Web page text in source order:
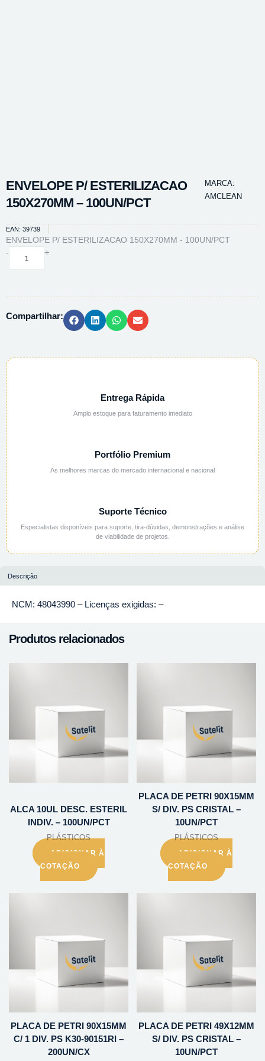
ENVELOPE P/ ESTERILIZACAO
150X270MM – 100UN/PCT
MARCA:
AMCLEAN
EAN: 39739
ENVELOPE P/ ESTERILIZACAO 150X270MM - 100UN/PCT
-
ENVELOPE
100UN/PCT
+
Compartilhar:
Entrega Rápida
Amplo estoque para faturamento imediato
Portfólio Premium
As melhores marcas do mercado internacional e nacional
Suporte Técnico
Especialistas disponíveis para suporte, tira-dúvidas, demonstrações e análise
de viabilidade de projetos.
Descrição
NCM: 48043990 – Licenças exigidas: –
Produtos relacionados
ALCA 10UL DESC. ESTERIL
INDIV. – 100UN/PCT
PLÁSTICOS
ADICIONAR À
COTAÇÃO
PLACA DE PETRI 90X15MM
S/ DIV. PS CRISTAL –
10UN/PCT
PLÁSTICOS
ADICIONAR À
COTAÇÃO
PLACA DE PETRI 90X15MM
C/ 1 DIV. PS K30-90151RI –
200UN/CX
PLACA DE PETRI 49X12MM
S/ DIV. PS CRISTAL –
10UN/PCT